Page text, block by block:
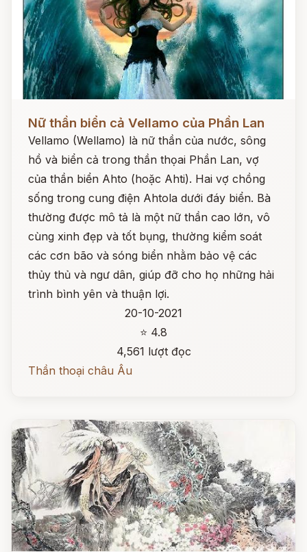
Nữ thần biển cả Vellamo của Phần Lan
Vellamo (Wellamo) là nữ thần của nước, sông
hồ và biển cả trong thần thọai Phần Lan, vợ
của thần biển Ahto (hoặc Ahti). Hai vợ chồng
sống trong cung điện Ahtola dưới đáy biển. Bà
thường được mô tả là một nữ thần cao lớn, vô
cùng xinh đẹp và tốt bụng, thường kiểm soát
các cơn bão và sóng biển nhằm bảo vệ các
thủy thủ và ngư dân, giúp đỡ cho họ những hải
trình bình yên và thuận lợi.
20-10-2021
⭐ 4.8
4,561 lượt đọc
Thần thoại châu Âu